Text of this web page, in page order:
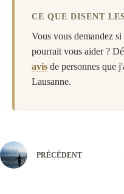
CE QUE DISENT
Vous vous demandez
pourrait vous aider ?
avis de personnes que
Lausanne.
PRÉCÉDENT